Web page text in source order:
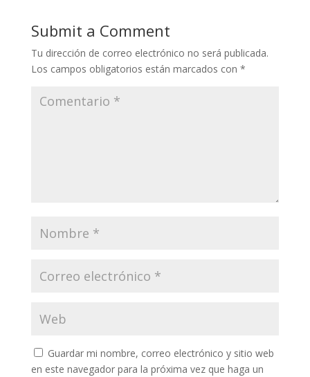
Submit a Comment
Tu dirección de correo electrónico no será publicada.
Los campos obligatorios están marcados con *
Guardar mi nombre, correo electrónico y sitio web
en este navegador para la próxima vez que haga un